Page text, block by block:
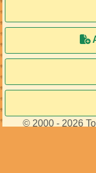
© 2000 - 2026